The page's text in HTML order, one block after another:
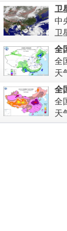
卫
中
卫
全
全
天
全
全
天